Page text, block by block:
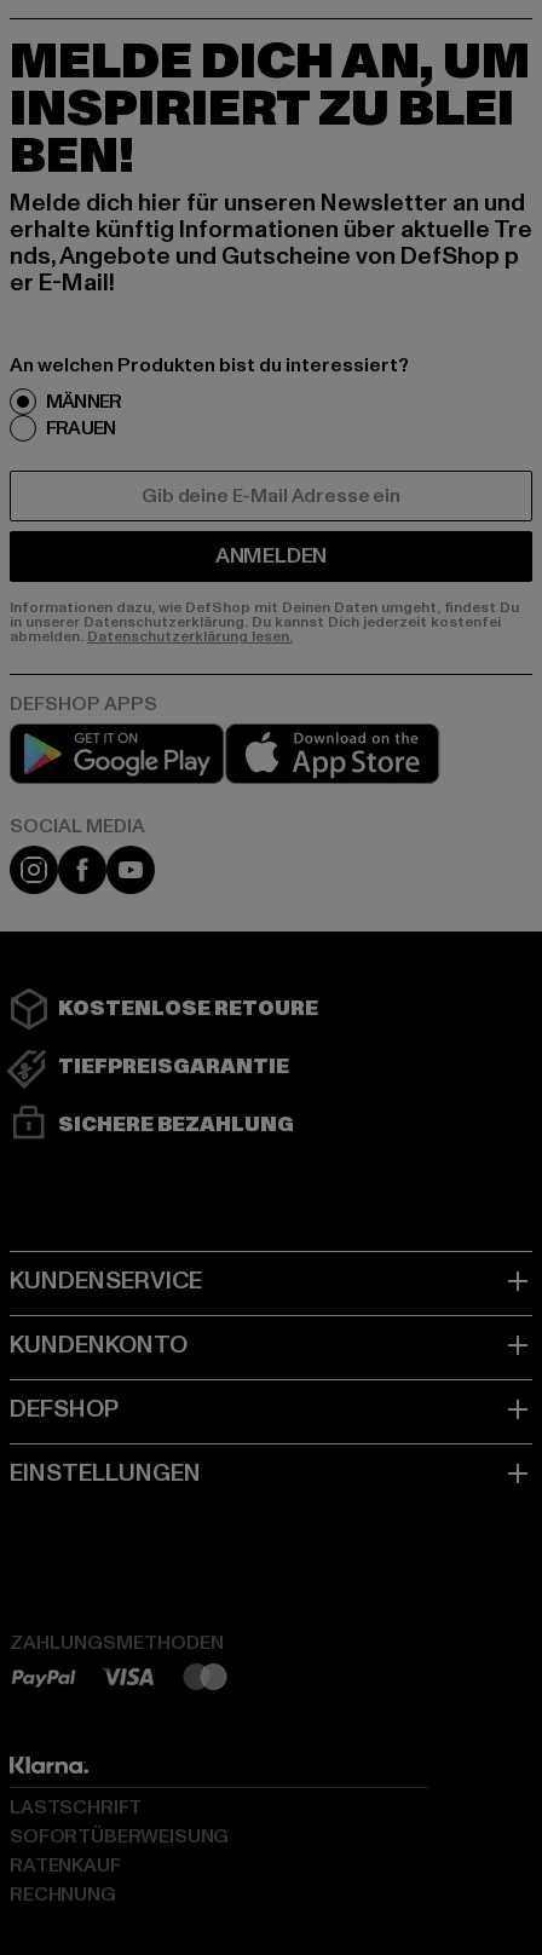
MELDE DICH AN, UM
INSPIRIERT ZU BLEI
BEN!
Melde dich hier für unseren Newsletter an und
erhalte künftig Informationen über aktuelle Tre
nds, Angebote und Gutscheine von DefShop p
er E-Mail!
An welchen Produkten bist du interessiert?
MÄNNER
FRAUEN
ANMELDEN
Informationen dazu, wie DefShop mit Deinen Daten umgeht, findest Du
in unserer Datenschutzerklärung. Du kannst Dich jederzeit kostenfei
abmelden. Datenschutzerklärung lesen.
Play market
Instagram
FacebookYouTube
KOSTENLOSE RETOURE
TIEFPREISGARANTIE
SICHERE BEZAHLUNG
ZAHLUNGSMETHODEN
LASTSCHRIFT
SOFORTÜBERWEISUNG
RATENKAUF
RECHNUNG